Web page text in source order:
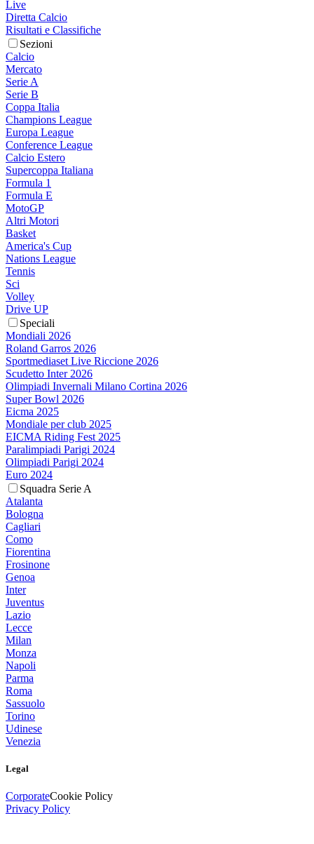
Live
Diretta Calcio
Risultati e Classifiche
Sezioni
Calcio
Mercato
Serie A
Serie B
Coppa Italia
Champions League
Europa League
Conference League
Calcio Estero
Supercoppa Italiana
Formula 1
Formula E
MotoGP
Altri Motori
Basket
America's Cup
Nations League
Tennis
Sci
Volley
Drive UP
Speciali
Mondiali 2026
Roland Garros 2026
Sportmediaset Live Riccione 2026
Scudetto Inter 2026
Olimpiadi Invernali Milano Cortina 2026
Super Bowl 2026
Eicma 2025
Mondiale per club 2025
EICMA Riding Fest 2025
Paralimpiadi Parigi 2024
Olimpiadi Parigi 2024
Euro 2024
Squadra Serie A
Atalanta
Bologna
Cagliari
Como
Fiorentina
Frosinone
Genoa
Inter
Juventus
Lazio
Lecce
Milan
Monza
Napoli
Parma
Roma
Sassuolo
Torino
Udinese
Venezia
Legal
CorporateCookie Policy
Privacy Policy